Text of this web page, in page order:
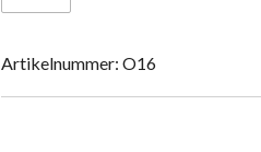
Artikelnummer: O16